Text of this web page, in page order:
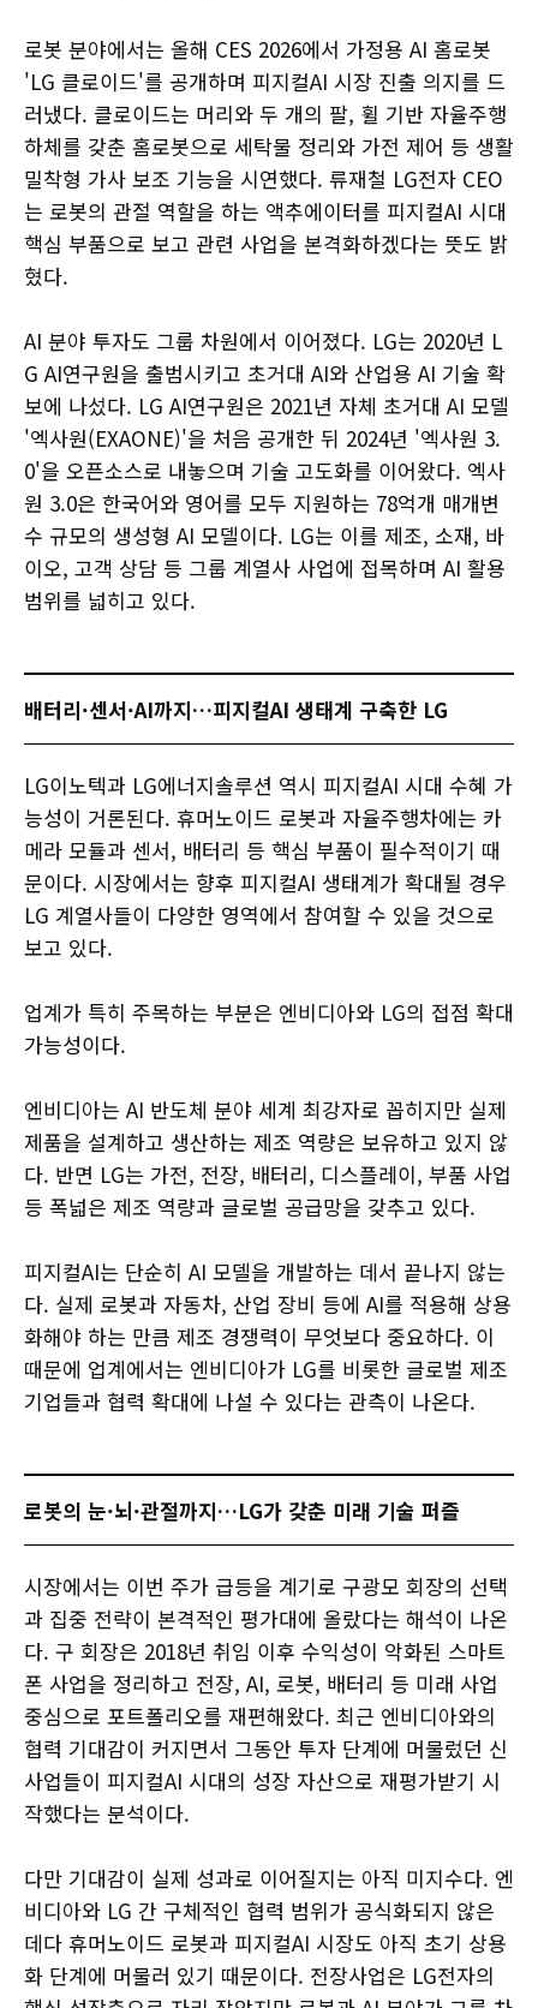
로봇 분야에서는 올해 CES 2026에서 가정용 AI 홈로봇
'LG 클로이드'를 공개하며 피지컬AI 시장 진출 의지를 드
러냈다. 클로이드는 머리와 두 개의 팔, 휠 기반 자율주행
하체를 갖춘 홈로봇으로 세탁물 정리와 가전 제어 등 생활
밀착형 가사 보조 기능을 시연했다. 류재철 LG전자 CEO
는 로봇의 관절 역할을 하는 액추에이터를 피지컬AI 시대
핵심 부품으로 보고 관련 사업을 본격화하겠다는 뜻도 밝
혔다.
AI 분야 투자도 그룹 차원에서 이어졌다. LG는 2020년 L
G AI연구원을 출범시키고 초거대 AI와 산업용 AI 기술 확
보에 나섰다. LG AI연구원은 2021년 자체 초거대 AI 모델
'엑사원(EXAONE)'을 처음 공개한 뒤 2024년 '엑사원 3.
0'을 오픈소스로 내놓으며 기술 고도화를 이어왔다. 엑사
원 3.0은 한국어와 영어를 모두 지원하는 78억개 매개변
수 규모의 생성형 AI 모델이다. LG는 이를 제조, 소재, 바
이오, 고객 상담 등 그룹 계열사 사업에 접목하며 AI 활용
범위를 넓히고 있다.
배터리·센서·AI까지…피지컬AI 생태계 구축한 LG
​​​​​​​LG이노텍과 LG에너지솔루션 역시 피지컬AI 시대 수혜 가
능성이 거론된다. 휴머노이드 로봇과 자율주행차에는 카
메라 모듈과 센서, 배터리 등 핵심 부품이 필수적이기 때
문이다. 시장에서는 향후 피지컬AI 생태계가 확대될 경우
LG 계열사들이 다양한 영역에서 참여할 수 있을 것으로
보고 있다.
업계가 특히 주목하는 부분은 엔비디아와 LG의 접점 확대
가능성이다.
엔비디아는 AI 반도체 분야 세계 최강자로 꼽히지만 실제
제품을 설계하고 생산하는 제조 역량은 보유하고 있지 않
다. 반면 LG는 가전, 전장, 배터리, 디스플레이, 부품 사업
등 폭넓은 제조 역량과 글로벌 공급망을 갖추고 있다.
피지컬AI는 단순히 AI 모델을 개발하는 데서 끝나지 않는
다. 실제 로봇과 자동차, 산업 장비 등에 AI를 적용해 상용
화해야 하는 만큼 제조 경쟁력이 무엇보다 중요하다. 이
때문에 업계에서는 엔비디아가 LG를 비롯한 글로벌 제조
기업들과 협력 확대에 나설 수 있다는 관측이 나온다.
로봇의 눈·뇌·관절까지…LG가 갖춘 미래 기술 퍼즐
​​​​​​​시장에서는 이번 주가 급등을 계기로 구광모 회장의 선택
과 집중 전략이 본격적인 평가대에 올랐다는 해석이 나온
다. 구 회장은 2018년 취임 이후 수익성이 악화된 스마트
폰 사업을 정리하고 전장, AI, 로봇, 배터리 등 미래 사업
중심으로 포트폴리오를 재편해왔다. 최근 엔비디아와의
협력 기대감이 커지면서 그동안 투자 단계에 머물렀던 신
사업들이 피지컬AI 시대의 성장 자산으로 재평가받기 시
작했다는 분석이다.
다만 기대감이 실제 성과로 이어질지는 아직 미지수다. 엔
비디아와 LG 간 구체적인 협력 범위가 공식화되지 않은
데다 휴머노이드 로봇과 피지컬AI 시장도 아직 초기 상용
화 단계에 머물러 있기 때문이다. 전장사업은 LG전자의